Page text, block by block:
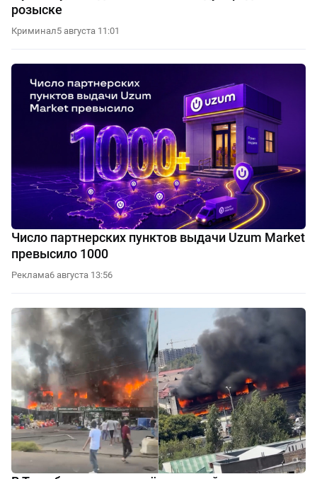
розыске
Криминал5 августа 11:01
Число партнерских пунктов выдачи Uzum Market
превысило 1000
Реклама6 августа 13:56